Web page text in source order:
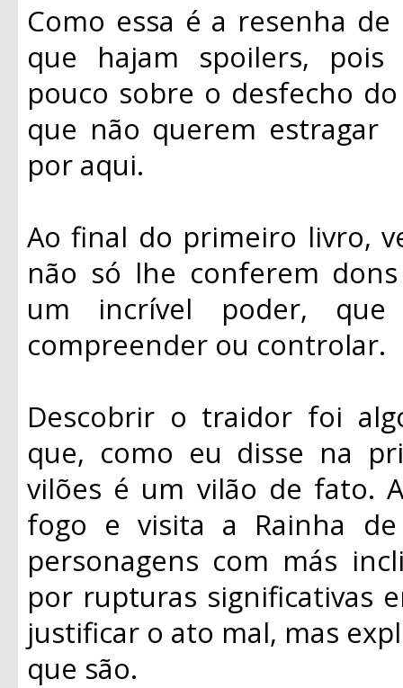
Como essa é a resenha
que hajam spoilers,
pouco sobre o desfecho
que não querem estragar
por aqui.
Ao final do primeiro livro,
não só lhe conferem
um incrível poder,
compreender ou controlar.
Descobrir o traidor foi
que, como eu disse na
vilões é um vilão de fato.
fogo e visita a Rainha
personagens com más
por rupturas significativas
justificar o ato mal, mas
que são.